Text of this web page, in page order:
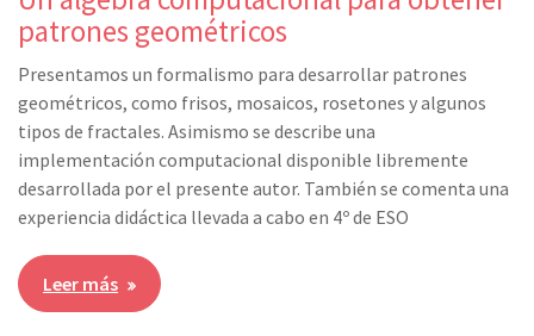
patrones geométricos
Presentamos un formalismo para desarrollar patrones
geométricos, como frisos, mosaicos, rosetones y algunos
tipos de fractales. Asimismo se describe una
implementación computacional disponible libremente
desarrollada por el presente autor. También se comenta una
experiencia didáctica llevada a cabo en 4º de ESO
Leer más